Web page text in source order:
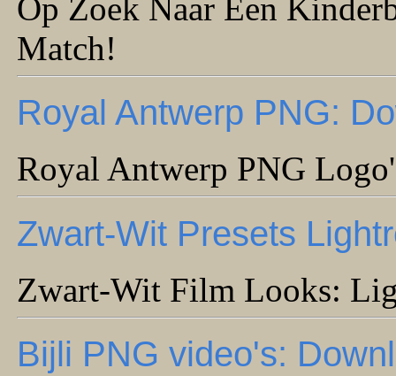
Op Zoek Naar Een
Match!
Royal Antwerp PNG:
Royal Antwerp PNG
Zwart-Wit Presets
Zwart-Wit Film Looks:
Bijli PNG video's: